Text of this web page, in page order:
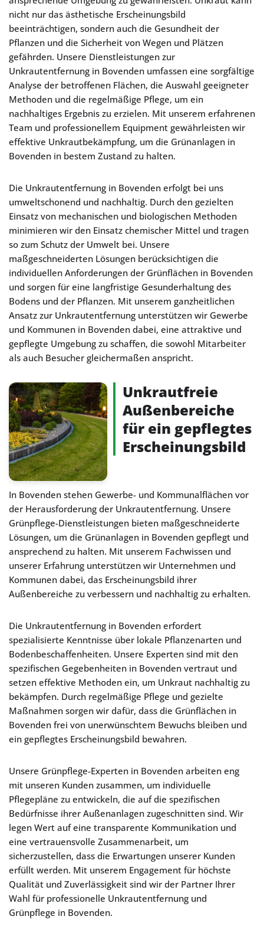
nicht nur das ästhetische Erscheinungsbild
beeinträchtigen, sondern auch die Gesundheit der
Pflanzen und die Sicherheit von Wegen und Plätzen
gefährden. Unsere Dienstleistungen zur
Unkrautentfernung in Bovenden umfassen eine sorgfältige
Analyse der betroffenen Flächen, die Auswahl geeigneter
Methoden und die regelmäßige Pflege, um ein
nachhaltiges Ergebnis zu erzielen. Mit unserem erfahrenen
Team und professionellem Equipment gewährleisten wir
effektive Unkrautbekämpfung, um die Grünanlagen in
Bovenden in bestem Zustand zu halten.
Die Unkrautentfernung in Bovenden erfolgt bei uns
umweltschonend und nachhaltig. Durch den gezielten
Einsatz von mechanischen und biologischen Methoden
minimieren wir den Einsatz chemischer Mittel und tragen
so zum Schutz der Umwelt bei. Unsere
maßgeschneiderten Lösungen berücksichtigen die
individuellen Anforderungen der Grünflächen in Bovenden
und sorgen für eine langfristige Gesunderhaltung des
Bodens und der Pflanzen. Mit unserem ganzheitlichen
Ansatz zur Unkrautentfernung unterstützen wir Gewerbe
und Kommunen in Bovenden dabei, eine attraktive und
gepflegte Umgebung zu schaffen, die sowohl Mitarbeiter
als auch Besucher gleichermaßen anspricht.
Unkrautfreie
Außenbereiche
für ein gepflegtes
Erscheinungsbild
In Bovenden stehen Gewerbe- und Kommunalflächen vor
der Herausforderung der Unkrautentfernung. Unsere
Grünpflege-Dienstleistungen bieten maßgeschneiderte
Lösungen, um die Grünanlagen in Bovenden gepflegt und
ansprechend zu halten. Mit unserem Fachwissen und
unserer Erfahrung unterstützen wir Unternehmen und
Kommunen dabei, das Erscheinungsbild ihrer
Außenbereiche zu verbessern und nachhaltig zu erhalten.
Die Unkrautentfernung in Bovenden erfordert
spezialisierte Kenntnisse über lokale Pflanzenarten und
Bodenbeschaffenheiten. Unsere Experten sind mit den
spezifischen Gegebenheiten in Bovenden vertraut und
setzen effektive Methoden ein, um Unkraut nachhaltig zu
bekämpfen. Durch regelmäßige Pflege und gezielte
Maßnahmen sorgen wir dafür, dass die Grünflächen in
Bovenden frei von unerwünschtem Bewuchs bleiben und
ein gepflegtes Erscheinungsbild bewahren.
Unsere Grünpflege-Experten in Bovenden arbeiten eng
mit unseren Kunden zusammen, um individuelle
Pflegepläne zu entwickeln, die auf die spezifischen
Bedürfnisse ihrer Außenanlagen zugeschnitten sind. Wir
legen Wert auf eine transparente Kommunikation und
eine vertrauensvolle Zusammenarbeit, um
sicherzustellen, dass die Erwartungen unserer Kunden
erfüllt werden. Mit unserem Engagement für höchste
Qualität und Zuverlässigkeit sind wir der Partner Ihrer
Wahl für professionelle Unkrautentfernung und
Grünpflege in Bovenden.